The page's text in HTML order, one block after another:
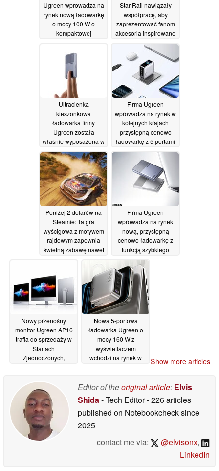
Ugreen wprowadza na
rynek nową ładowarkę
o mocy 100 W o
kompaktowej
Star Rail nawiązały
współpracę, aby
zaprezentować fanom
akcesoria inspirowane
postacią Yao Guang
30/06/2026
Ultracienka
kieszonkowa
ładowarka firmy
Ugreen została
właśnie wyposażona w
wydajny moduł o mocy
65 W26/06/2026
Firma Ugreen
wprowadza na rynek w
kolejnych krajach
przystępną cenowo
ładowarkę z 5 portami
o mocy 160 W,
wyposażoną w
inteligentny
wyświetlacz26/06/2026
Poniżej 2 dolarów na
Steamie: Ta gra
wyścigowa z motywem
rajdowym zapewnia
świetną zabawę nawet
Firma Ugreen
wprowadza na rynek
nową, przystępną
cenowo ładowarkę z
funkcją szybkiego
ładowania o mocy 65
W i smukłą konstrukcją
20/06/2026
Nowy przenośny
monitor Ugreen AP16
trafia do sprzedaży w
Stanach
Zjednoczonych,
częstotliwości
odświeżania 165 Hz
oraz podstawkę
magnetyczną 12/06/2026
Nowa 5-portowa
ładowarka Ugreen o
mocy 160 W z
wyświetlaczem
wchodzi na rynek w
Show more articles
Editor of theoriginal article: Elvis
Shida- Tech Editor- 226 articles
published on Notebookchecksince
2025
contact me via:
@elvisonx,
LinkedIn